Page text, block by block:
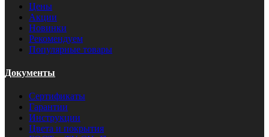
Цены
Акции
Новинки
Рекомендуем
Популярные товары
Документы
Сертификаты
Гарантии
Инструкции
Цвета и покрытия